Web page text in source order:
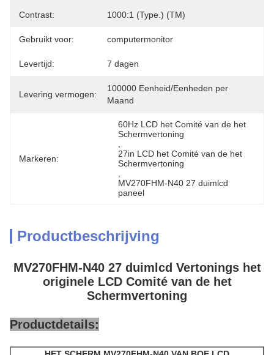
Contrast: 1000:1 (Type.) (TM)
Gebruikt voor: computermonitor
Levertijd: 7 dagen
Levering vermogen:
100000 Eenheid/Eenheden per
Maand
Markeren:
60Hz LCD het Comité van de het
Schermvertoning
27in LCD het Comité van de het
Schermvertoning
MV270FHM-N40 27 duimlcd
paneel
Productbeschrijving
MV270FHM-N40 27 duimlcd Vertonings het
originele LCD Comité van de het
Schermvertoning
Productdetails: